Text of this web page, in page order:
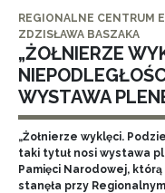
REGIONALNE CENTRUM
ZDZISŁAWA BASZAKA
„ŻOŁNIERZE
WYSTAWA
„Żołnierze wyklęci.
taki tytuł nosi wystawa
Pamięci Narodowej,
stanęła przy